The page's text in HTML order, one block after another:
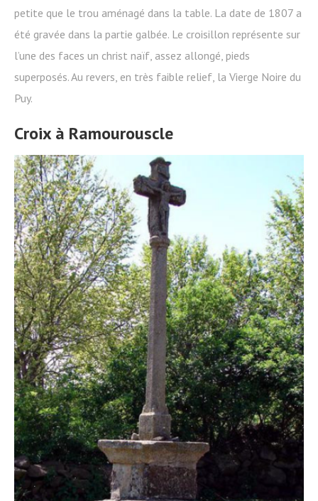
petite que le trou aménagé dans la table. La date de 1807 a
été gravée dans la partie galbée. Le croisillon représente sur
l’une des faces un christ naïf, assez allongé, pieds
superposés. Au revers, en très faible relief, la Vierge Noire du
Puy.
Croix à Ramourouscle